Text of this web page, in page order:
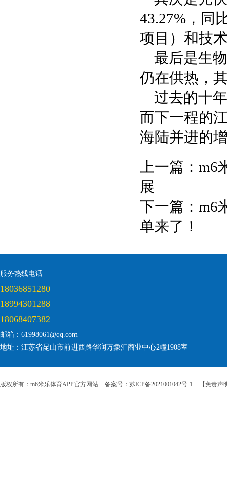
43.27%，同
项目）和技
最后是生
仍在供热，
过去的十
而下一程的
海陆并进的
上一篇： m6
展
下一篇： m6
单来了！
服务热线电话
18036851280
18994301288
18068407382
邮箱：61998061@qq.com
地址：江苏省昆山市前进西路华润万象汇商业中心2幢1908室
版权所有：m6米乐体育APP官方网站 备案号：苏ICP备2021001042号-1 【免责声